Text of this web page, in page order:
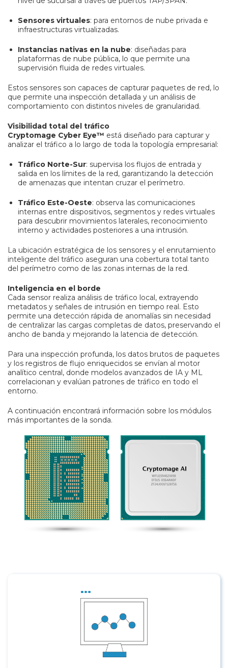
Sensores virtuales: para entornos de nube privada e
infraestructuras virtualizadas.
Instancias nativas en la nube: diseñadas para
plataformas de nube pública, lo que permite una
supervisión fluida de redes virtuales.
Estos sensores son capaces de capturar paquetes de red, lo
que permite una inspección detallada y un análisis de
comportamiento con distintos niveles de granularidad.
Visibilidad total del tráfico
Cryptomage Cyber Eye™ está diseñado para capturar y
analizar el tráfico a lo largo de toda la topología empresarial:
Tráfico Norte-Sur: supervisa los flujos de entrada y
salida en los límites de la red, garantizando la detección
de amenazas que intentan cruzar el perímetro.
Tráfico Este-Oeste: observa las comunicaciones
internas entre dispositivos, segmentos y redes virtuales
para descubrir movimientos laterales, reconocimiento
interno y actividades posteriores a una intrusión.
La ubicación estratégica de los sensores y el enrutamiento
inteligente del tráfico aseguran una cobertura total tanto
del perímetro como de las zonas internas de la red.
Inteligencia en el borde
Cada sensor realiza análisis de tráfico local, extrayendo
metadatos y señales de intrusión en tiempo real. Esto
permite una detección rápida de anomalías sin necesidad
de centralizar las cargas completas de datos, preservando el
ancho de banda y mejorando la latencia de detección.
Para una inspección profunda, los datos brutos de paquetes
y los registros de flujo enriquecidos se envían al motor
analítico central, donde modelos avanzados de IA y ML
correlacionan y evalúan patrones de tráfico en todo el
entorno.
A continuación encontrará información sobre los módulos
más importantes de la sonda.